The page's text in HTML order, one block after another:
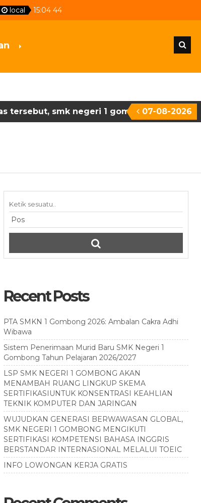
local 15:04 45
07-08-2026
smk negeri 1 gombong menyumbang 2
Recent Posts
PTA SMKN 1 Gombong 2026: Ambalan Cakra Adhi
Wibawa
Sistem Penerimaan Murid Baru SMK Negeri 1
Gombong Tahun Pelajaran 2026/2027
LSP SMK NEGERI 1 GOMBONG AKAN
MENAMBAH RUANG LINGKUP SKEMA
SERTIFIKASIUNTUK KONSENTRASI KEAHLIAN
TEKNIK KOMPUTER DAN JARINGAN
WUJUDKAN GENERASI BERWAWASAN GLOBAL,
SMK NEGERI 1 GOMBONG MENGIKUTI
SERTIFIKASI KOMPETENSI BAHASA INGGRIS
BERSTANDAR INTERNASIONAL MELALUI TOEIC
INFO LOWONGAN KERJA GRATIS